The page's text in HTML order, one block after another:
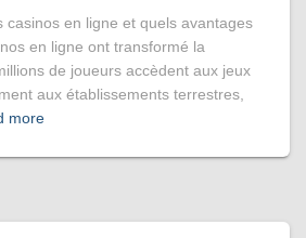
casinos en ligne et quels avantages
en ligne ont transformé la
de joueurs accèdent aux jeux
aux établissements terrestres,
more